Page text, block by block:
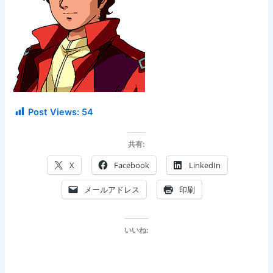
Post Views: 54
共有:
X Facebook LinkedIn
メールアドレス 印刷
いいね: